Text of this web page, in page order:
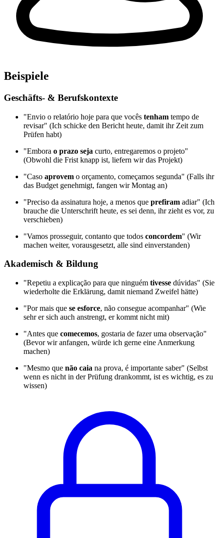
Beispiele
Geschäfts- & Berufskontexte
"Envio o relatório hoje para que vocês tenham tempo de
revisar" (Ich schicke den Bericht heute, damit ihr Zeit zum
Prüfen habt)
"Embora o prazo seja curto, entregaremos o projeto"
(Obwohl die Frist knapp ist, liefern wir das Projekt)
"Caso aprovem o orçamento, começamos segunda" (Falls ihr
das Budget genehmigt, fangen wir Montag an)
"Preciso da assinatura hoje, a menos que prefiram adiar" (Ich
brauche die Unterschrift heute, es sei denn, ihr zieht es vor, zu
verschieben)
"Vamos prosseguir, contanto que todos concordem" (Wir
machen weiter, vorausgesetzt, alle sind einverstanden)
Akademisch & Bildung
"Repetiu a explicação para que ninguém tivesse dúvidas" (Sie
wiederholte die Erklärung, damit niemand Zweifel hätte)
"Por mais que se esforce, não consegue acompanhar" (Wie
sehr er sich auch anstrengt, er kommt nicht mit)
"Antes que comecemos, gostaria de fazer uma observação"
(Bevor wir anfangen, würde ich gerne eine Anmerkung
machen)
"Mesmo que não caia na prova, é importante saber" (Selbst
wenn es nicht in der Prüfung drankommt, ist es wichtig, es zu
wissen)